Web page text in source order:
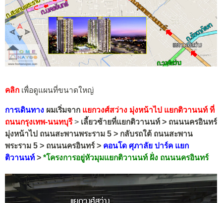
คลิก เพื่อดูแผนที่ขนาดใหญ่
การเดินทาง ผมเริ่มจาก แยกวงศ์สว่าง มุ่งหน้าไป แยกติวานนท์ ที่
ถนนกรุงเทพ-นนทบุรี> เลี้ยวซ้ายที่แยกติวานนท์ > ถนนนครอินทร์
มุ่งหน้าไป ถนนสะพานพระราม 5 > กลับรถใต้ ถนนสะพาน
พระราม 5 > ถนนนครอินทร์ > คอนโด ศุภาลัย ปาร์ค แยก
ติวานนท์ > *โครงการอยู่หัวมุมแยกติวานนท์ ฝั่ง ถนนนครอินทร์